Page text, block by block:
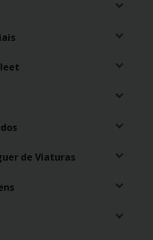
de Viaturas